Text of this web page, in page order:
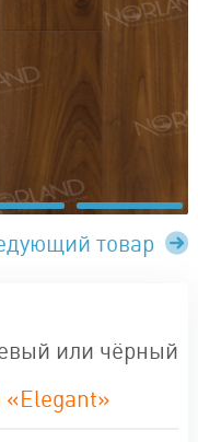
товар
или чёрный
«Elegant»